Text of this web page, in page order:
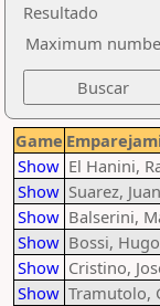
Resultado
Maximum
Game
Show El Hanini,
Show Suarez,
Show Balserini,
Show Bossi,
Show Cristino,
Show Tramutolo,